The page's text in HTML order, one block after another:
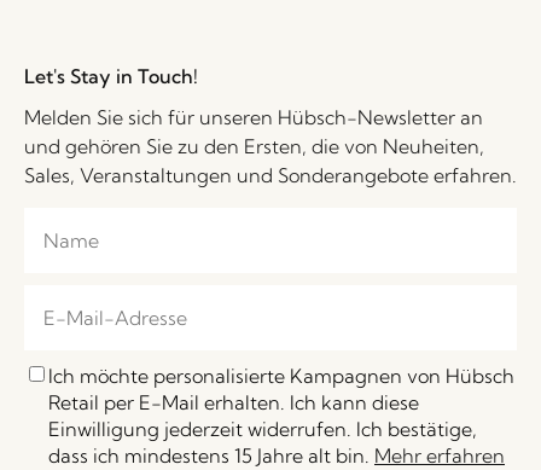
Let's Stay in Touch!
Melden Sie sich für unseren Hübsch-Newsletter an
und gehören Sie zu den Ersten, die von Neuheiten,
Sales, Veranstaltungen und Sonderangebote erfahren.
Ich möchte personalisierte Kampagnen von Hübsch
Retail per E-Mail erhalten. Ich kann diese
Einwilligung jederzeit widerrufen. Ich bestätige,
dass ich mindestens 15 Jahre alt bin. Mehr erfahren